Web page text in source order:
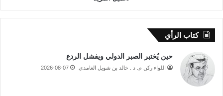
كتاب الرأي
حين يُختبر الصبر الدولي ويفشل الردع
اللواء ركن م. د . خالد بن شويل الغامدي 2026-08-07